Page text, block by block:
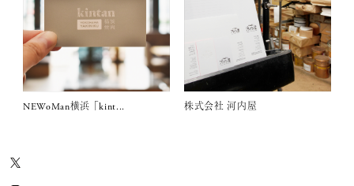
NEWoMan横浜 「kint... 株式会社 河内屋